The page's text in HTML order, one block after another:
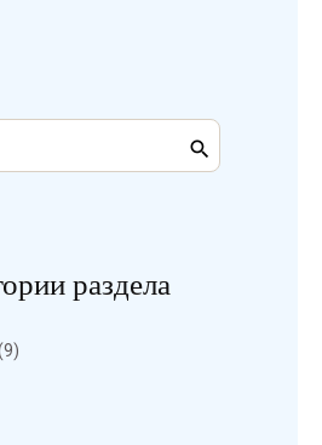
раздела